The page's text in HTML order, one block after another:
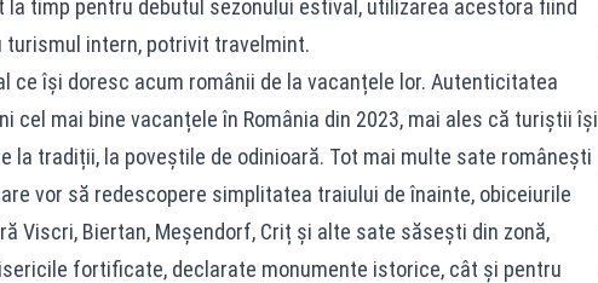
la timp pentru debutul sezonului estival, utilizarea acestora fiind
intern, potrivit travelmint.
ce își doresc acum românii de la vacanțele lor. Autenticitatea
cel mai bine vacanțele în România din 2023, mai ales că turiștii își
la tradiții, la poveștile de odinioară. Tot mai multe sate românești
vor să redescopere simplitatea traiului de înainte, obiceiurile
Viscri, Biertan, Meșendorf, Criț și alte sate săsești din zonă,
fortificate, declarate monumente istorice, cât și pentru